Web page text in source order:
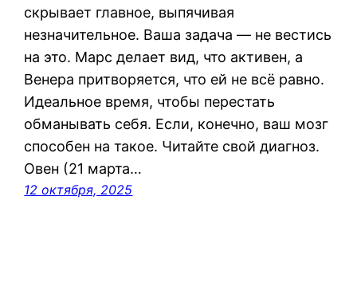
скрывает главное, выпячивая
незначительное. Ваша задача — не вестись
на это. Марс делает вид, что активен, а
Венера притворяется, что ей не всё равно.
Идеальное время, чтобы перестать
обманывать себя. Если, конечно, ваш мозг
способен на такое. Читайте свой диагноз.
Овен (21 марта…
12 октября, 2025